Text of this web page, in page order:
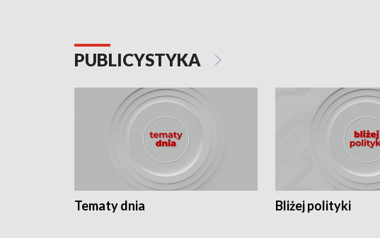
PUBLICYSTYKA
Tematy dnia Bliżej polityki